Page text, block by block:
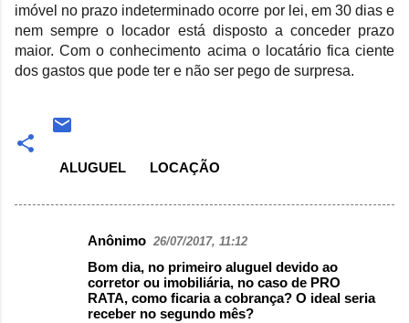
imóvel no prazo indeterminado ocorre por lei, em 30 dias e
nem sempre o locador está disposto a conceder prazo
maior.Com o conhecimento acima o locatário fica ciente
dos gastos que pode ter e não ser pego de surpresa.
ALUGUEL LOCAÇÃO
Comentários
Anônimo 26/07/2017, 11:12
Bom dia, no primeiro aluguel devido ao
corretor ou imobiliária, no caso de PRO
RATA, como ficaria a cobrança? O ideal seria
receber no segundo mês?